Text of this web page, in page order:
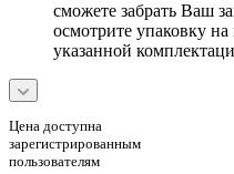
сможете забрать Ваш
осмотрите упаковку на
указанной
Цена доступна
зарегистрированным
пользователям